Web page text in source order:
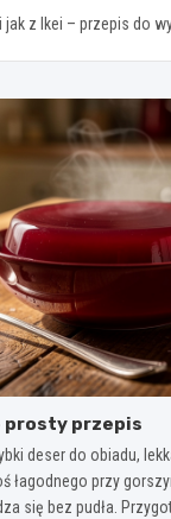
jak z Ikei – przepis do
prosty przepis
deser do obiadu,
łagodnego przy
się bez pudła.